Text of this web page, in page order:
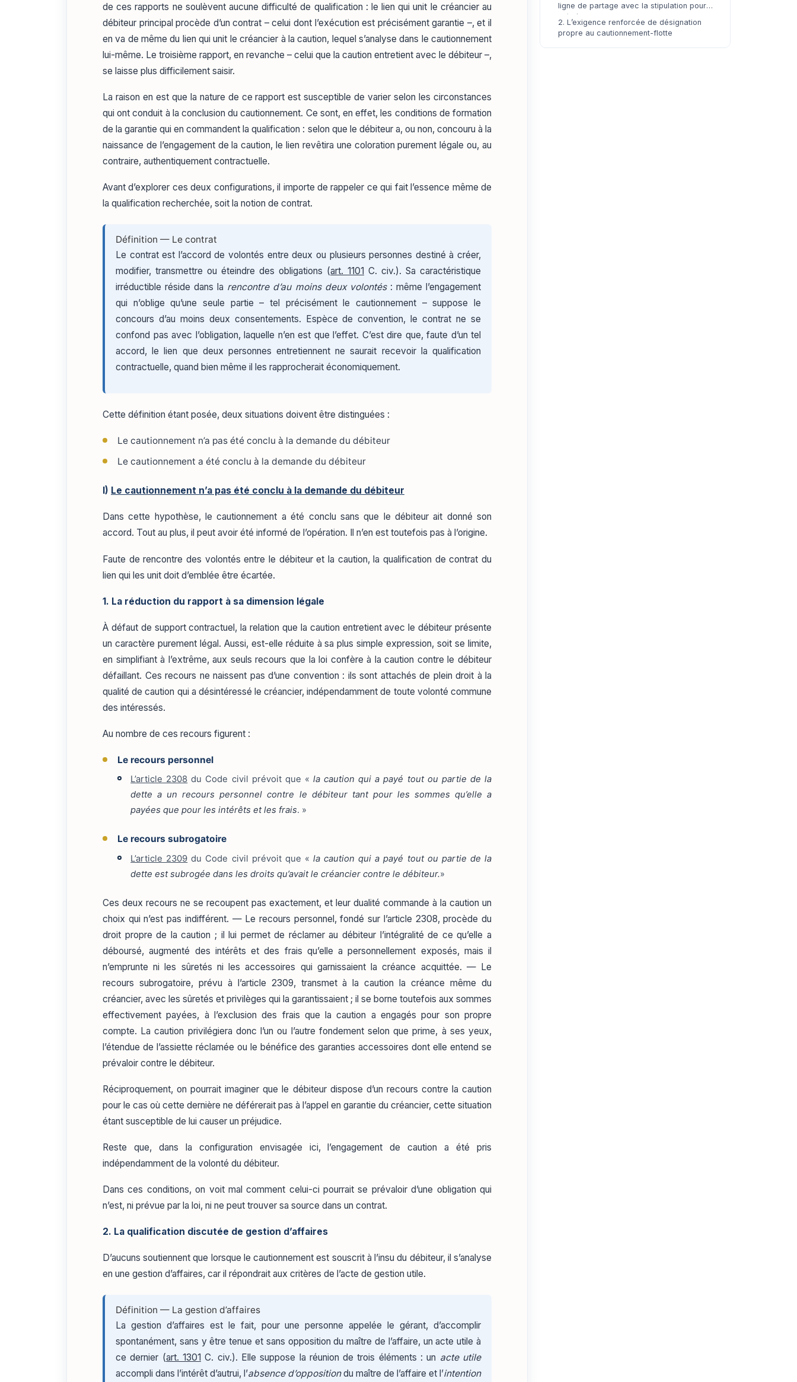
de ces rapports ne soulèvent aucune difficulté de qualification : le lien qui unit le créancier au
débiteur principal procède d’un contrat – celui dont l’exécution est précisément garantie –, et il
en va de même du lien qui unit le créancier à la caution, lequel s’analyse dans le cautionnement
lui-même. Le troisième rapport, en revanche – celui que la caution entretient avec le débiteur –,
se laisse plus difficilement saisir.
La raison en est que la nature de ce rapport est susceptible de varier selon les circonstances
qui ont conduit à la conclusion du cautionnement. Ce sont, en effet, les conditions de formation
de la garantie qui en commandent la qualification : selon que le débiteur a, ou non, concouru à la
naissance de l’engagement de la caution, le lien revêtira une coloration purement légale ou, au
contraire, authentiquement contractuelle.
Avant d’explorer ces deux configurations, il importe de rappeler ce qui fait l’essence même de
la qualification recherchée, soit la notion de contrat.
Définition — Le contrat
Le contrat est l’accord de volontés entre deux ou plusieurs personnes destiné à créer,
modifier, transmettre ou éteindre des obligations (art. 1101 C. civ.). Sa caractéristique
irréductible réside dans la rencontre d’au moins deux volontés: même l’engagement
qui n’oblige qu’une seule partie – tel précisément le cautionnement – suppose le
concours d’au moins deux consentements. Espèce de convention, le contrat ne se
confond pas avec l’obligation, laquelle n’en est que l’effet. C’est dire que, faute d’un tel
accord, le lien que deux personnes entretiennent ne saurait recevoir la qualification
contractuelle, quand bien même il les rapprocherait économiquement.
Cette définition étant posée, deux situations doivent être distinguées :
Le cautionnement n’a pas été conclu à la demande du débiteur
Le cautionnement a été conclu à la demande du débiteur
I) Le cautionnement n’a pas été conclu à la demande du débiteur
Dans cette hypothèse, le cautionnement a été conclu sans que le débiteur ait donné son
accord. Tout au plus, il peut avoir été informé de l’opération. Il n’en est toutefois pas à l’origine.
Faute de rencontre des volontés entre le débiteur et la caution, la qualification de contrat du
lien qui les unit doit d’emblée être écartée.
1. La réduction du rapport à sa dimension légale
À défaut de support contractuel, la relation que la caution entretient avec le débiteur présente
un caractère purement légal. Aussi, est-elle réduite à sa plus simple expression, soit se limite,
en simplifiant à l’extrême, aux seuls recours que la loi confère à la caution contre le débiteur
défaillant. Ces recours ne naissent pas d’une convention : ils sont attachés de plein droit à la
qualité de caution qui a désintéressé le créancier, indépendamment de toute volonté commune
des intéressés.
Au nombre de ces recours figurent :
Le recours personnel
L’article 2308 du Code civil prévoit que «la caution qui a payé tout ou partie de la
dette a un recours personnel contre le débiteur tant pour les sommes qu’elle a
payées que pour les intérêts et les frais. »
Le recours subrogatoire
L’article 2309 du Code civil prévoit que «la caution qui a payé tout ou partie de la
dette est subrogée dans les droits qu’avait le créancier contre le débiteur.»
Ces deux recours ne se recoupent pas exactement, et leur dualité commande à la caution un
choix qui n’est pas indifférent. — Le recours personnel, fondé sur l’article 2308, procède du
droit propre de la caution ; il lui permet de réclamer au débiteur l’intégralité de ce qu’elle a
déboursé, augmenté des intérêts et des frais qu’elle a personnellement exposés, mais il
n’emprunte ni les sûretés ni les accessoires qui garnissaient la créance acquittée. — Le
recours subrogatoire, prévu à l’article 2309, transmet à la caution la créance même du
créancier, avec les sûretés et privilèges qui la garantissaient ; il se borne toutefois aux sommes
effectivement payées, à l’exclusion des frais que la caution a engagés pour son propre
compte. La caution privilégiera donc l’un ou l’autre fondement selon que prime, à ses yeux,
l’étendue de l’assiette réclamée ou le bénéfice des garanties accessoires dont elle entend se
prévaloir contre le débiteur.
Réciproquement, on pourrait imaginer que le débiteur dispose d’un recours contre la caution
pour le cas où cette dernière ne déférerait pas à l’appel en garantie du créancier, cette situation
étant susceptible de lui causer un préjudice.
Reste que, dans la configuration envisagée ici, l’engagement de caution a été pris
indépendamment de la volonté du débiteur.
Dans ces conditions, on voit mal comment celui-ci pourrait se prévaloir d’une obligation qui
n’est, ni prévue par la loi, ni ne peut trouver sa source dans un contrat.
2. La qualification discutée de gestion d’affaires
D’aucuns soutiennent que lorsque le cautionnement est souscrit à l’insu du débiteur, il s’analyse
en une gestion d’affaires, car il répondrait aux critères de l’acte de gestion utile.
Définition — La gestion d’affaires
La gestion d’affaires est le fait, pour une personne appelée le gérant, d’accomplir
spontanément, sans y être tenue et sans opposition du maître de l’affaire, un acte utile à
ce dernier (art. 1301 C. civ.). Elle suppose la réunion de trois éléments : un acte utile
accompli dans l’intérêt d’autrui, l’absence d’oppositiondu maître de l’affaire et l’intention
ligne de partage avec la stipulation pour
autrui
2. L’exigence renforcée de désignation
propre au cautionnement-flotte